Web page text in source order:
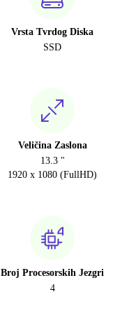
Vrsta Tvrdog Diska
SSD
Veličina Zaslona
13.3 "
1920 x 1080 (FullHD)
Broj Procesorskih Jezgri
4